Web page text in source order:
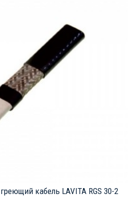
кабель LAVITA RGS 30-2